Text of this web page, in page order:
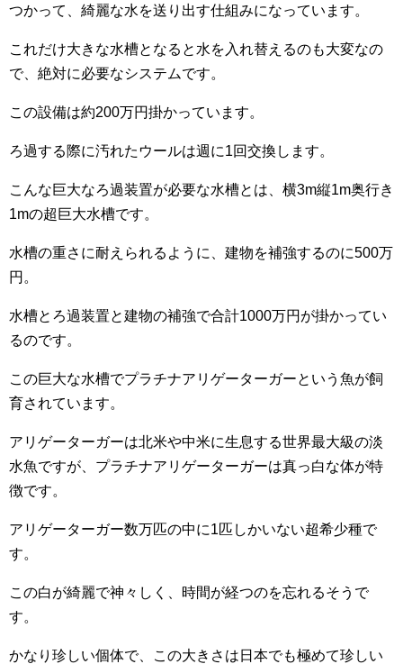
つかって、綺麗な水を送り出す仕組みになっています。
これだけ大きな水槽となると水を入れ替えるのも大変なの
で、絶対に必要なシステムです。
この設備は約200万円掛かっています。
ろ過する際に汚れたウールは週に1回交換します。
こんな巨大なろ過装置が必要な水槽とは、横3m縦1m奥行き
1mの超巨大水槽です。
水槽の重さに耐えられるように、建物を補強するのに500万
円。
水槽とろ過装置と建物の補強で合計1000万円が掛かってい
るのです。
この巨大な水槽でプラチナアリゲーターガーという魚が飼
育されています。
アリゲーターガーは北米や中米に生息する世界最大級の淡
水魚ですが、プラチナアリゲーターガーは真っ白な体が特
徴です。
アリゲーターガー数万匹の中に1匹しかいない超希少種で
す。
この白が綺麗で神々しく、時間が経つのを忘れるそうで
す。
かなり珍しい個体で、この大きさは日本でも極めて珍しい